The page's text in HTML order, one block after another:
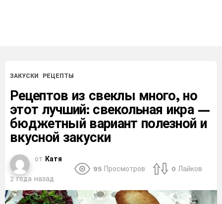
ЗАКУСКИ РЕЦЕПТЫ
Рецептов из свеклы много, но
этот лучший: свекольная икра —
бюджетный вариант полезной и
вкусной закуски
от Катя
2 года назад
95 Просмотров 0 Лайков